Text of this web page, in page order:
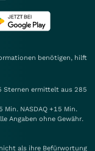
benötigen, hilft
Sternen ermittelt aus 285
NASDAQ +15 Min.
Angaben ohne Gewähr.
als ihre Befürwortung